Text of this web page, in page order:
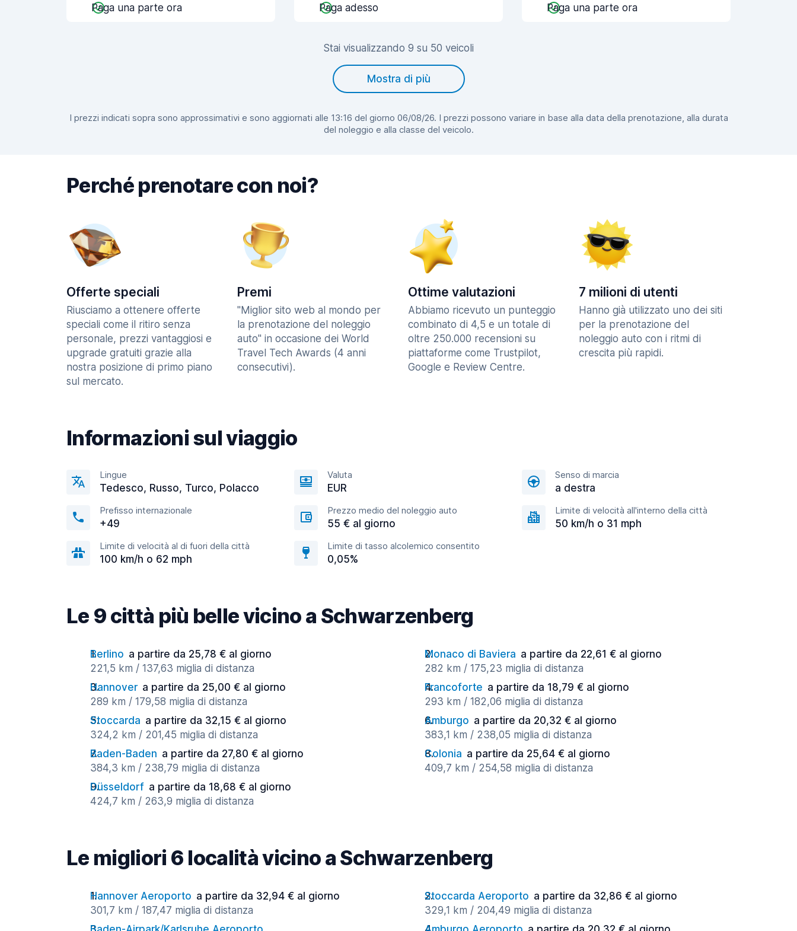
Paga una parte ora
Paga adesso
Paga una parte ora
Stai visualizzando 9 su 50 veicoli
Mostra di più
I prezzi indicati sopra sono approssimativi e sono aggiornati alle 13:16 del giorno 06/08/26. I prezzi possono variare in base alla data della prenotazione, alla durata
del noleggio e alla classe del veicolo.
Perché prenotare con noi?
Offerte speciali
Riusciamo a ottenere offerte
speciali come il ritiro senza
personale, prezzi vantaggiosi e
upgrade gratuiti grazie alla
nostra posizione di primo piano
sul mercato.
Premi
"Miglior sito web al mondo per
la prenotazione del noleggio
auto" in occasione dei World
Travel Tech Awards (4 anni
consecutivi).
Ottime valutazioni
Abbiamo ricevuto un punteggio
combinato di 4,5 e un totale di
oltre 250.000 recensioni su
piattaforme come Trustpilot,
Google e Review Centre.
7 milioni di utenti
Hanno già utilizzato uno dei siti
per la prenotazione del
noleggio auto con i ritmi di
crescita più rapidi.
Informazioni sul viaggio
Lingue
Tedesco, Russo, Turco, Polacco
Valuta
EUR
Senso di marcia
a destra
Prefisso internazionale
+49
Prezzo medio del noleggio auto
55 € al giorno
Limite di velocità all'interno della città
50 km/h o 31 mph
Limite di velocità al di fuori della città
100 km/h o 62 mph
Limite di tasso alcolemico consentito
0,05%
Le 9 città più belle vicino a Schwarzenberg
Berlino a partire da 25,78 € al giorno
221,5 km / 137,63 miglia di distanza
Monaco di Baviera a partire da 22,61 € al giorno
282 km / 175,23 miglia di distanza
Hannover a partire da 25,00 € al giorno
289 km / 179,58 miglia di distanza
Francoforte a partire da 18,79 € al giorno
293 km / 182,06 miglia di distanza
Stoccarda a partire da 32,15 € al giorno
324,2 km / 201,45 miglia di distanza
Amburgo a partire da 20,32 € al giorno
383,1 km / 238,05 miglia di distanza
Baden-Baden a partire da 27,80 € al giorno
384,3 km / 238,79 miglia di distanza
Colonia a partire da 25,64 € al giorno
409,7 km / 254,58 miglia di distanza
Düsseldorf a partire da 18,68 € al giorno
424,7 km / 263,9 miglia di distanza
Le migliori 6 località vicino a Schwarzenberg
Hannover Aeroporto a partire da 32,94 € al giorno
301,7 km / 187,47 miglia di distanza
Stoccarda Aeroporto a partire da 32,86 € al giorno
329,1 km / 204,49 miglia di distanza